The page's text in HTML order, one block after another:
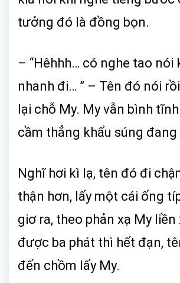
tưởng đó là đồng bọn.
– “Hêhhh… có nghe tao nói
nhanh đi… ” – Tên đó nói
lại chỗ My. My vẫn bình
cầm thẳng khẩu súng đang
Nghĩ hơi kì lạ, tên đó đi
thận hơn, lấy một cái ống
giơ ra, theo phản xạ My liền
được ba phát thì hết đạn,
đến chồm lấy My.